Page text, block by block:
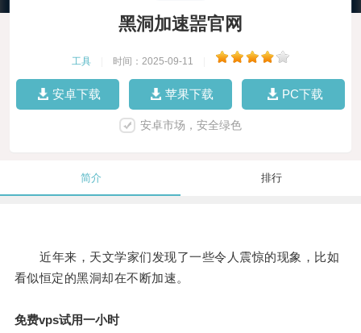
黑洞加速噐官网
工具 时间：2025-09-11
安卓下载 苹果下载 PC下载
安卓市场，安全绿色
简介 排行
近年来，天文学家们发现了一些令人震惊的现象，比如
看似恒定的黑洞却在不断加速。
免费vps试用一小时